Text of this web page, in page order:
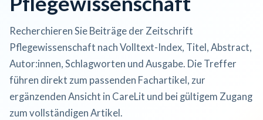
Recherchieren Sie Beiträge der Zeitschrift
Pflegewissenschaft nach Volltext-Index, Titel, Abstract,
Autor:innen, Schlagworten und Ausgabe. Die Treffer
führen direkt zum passenden Fachartikel, zur
ergänzenden Ansicht in CareLit und bei gültigem Zugang
zum vollständigen Artikel.